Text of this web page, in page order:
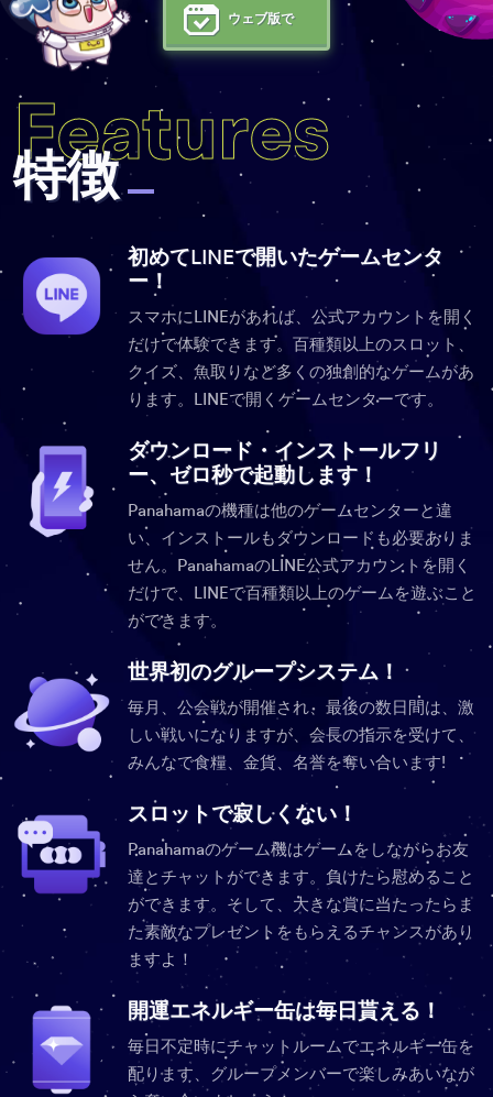
ウェブ版で
Features
特徴
初めてLINEで開いたゲームセンタ
ー！
スマホにLINEがあれば、公式アカウントを開く
だけで体験できます。百種類以上のスロット、
クイズ、魚取りなど多くの独創的なゲームがあ
ります。LINEで開くゲームセンターです。
ダウンロード・インストールフリ
ー、ゼロ秒で起動します！
Panahamaの機種は他のゲームセンターと違
い、インストールもダウンロードも必要ありま
せん。PanahamaのLINE公式アカウントを開く
だけで、LINEで百種類以上のゲームを遊ぶこと
ができます。
世界初のグループシステム！
毎月、公会戦が開催され、最後の数日間は、激
しい戦いになりますが、会長の指示を受けて、
みんなで食糧、金貨、名誉を奪い合います!
スロットで寂しくない！
Panahamaのゲーム機はゲームをしながらお友
達とチャットができます。負けたら慰めること
ができます。そして、大きな賞に当たったらま
た素敵なプレゼントをもらえるチャンスがあり
ますよ！
開運エネルギー缶は毎日貰える！
毎日不定時にチャットルームでエネルギー缶を
配ります、グループメンバーで楽しみあいなが